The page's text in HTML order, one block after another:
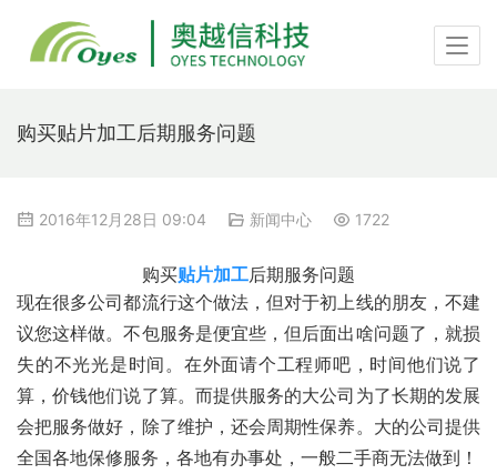
购买贴片加工后期服务问题
2016年12月28日 09:04 新闻中心 1722
购买贴片加工后期服务问题
现在很多公司都流行这个做法，但对于初上线的朋友，不建
议您这样做。不包服务是便宜些，但后面出啥问题了，就损
失的不光光是时间。在外面请个工程师吧，时间他们说了
算，价钱他们说了算。而提供服务的大公司为了长期的发展
会把服务做好，除了维护，还会周期性保养。大的公司提供
全国各地保修服务，各地有办事处，一般二手商无法做到！